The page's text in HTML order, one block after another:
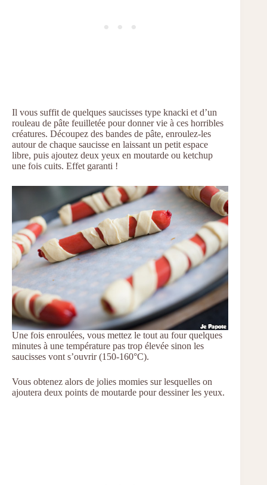
Il vous suffit de quelques saucisses type knacki et d’un
rouleau de pâte feuilletée pour donner vie à ces horribles
créatures. Découpez des bandes de pâte, enroulez-les
autour de chaque saucisse en laissant un petit espace
libre, puis ajoutez deux yeux en moutarde ou ketchup
une fois cuits. Effet garanti !
Une fois enroulées, vous mettez le tout au four quelques
minutes à une température pas trop élevée sinon les
saucisses vont s’ouvrir (150-160°C).
Vous obtenez alors de jolies momies sur lesquelles on
ajoutera deux points de moutarde pour dessiner les yeux.